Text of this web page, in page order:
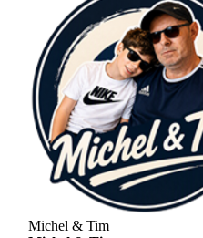
Michel & Tim